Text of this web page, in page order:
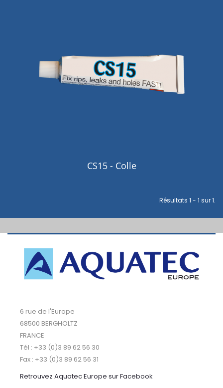
CS15 - Colle
Résultats 1 - 1 sur 1.
6 rue de l'Europe
68500 BERGHOLTZ
FRANCE
Tél : +33 (0)3 89 62 56 30
Fax : +33 (0)3 89 62 56 31
Retrouvez Aquatec Europe sur Facebook